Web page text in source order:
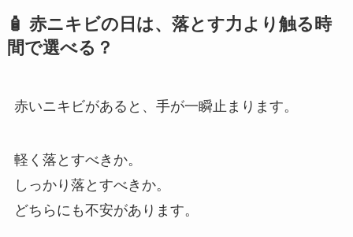
🧴 赤ニキビの日は、落とす力より触る時
間で選べる？
赤いニキビがあると、手が一瞬止まります。
軽く落とすべきか。
しっかり落とすべきか。
どちらにも不安があります。